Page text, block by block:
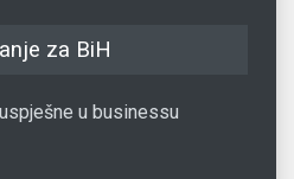
za BiH
u businessu